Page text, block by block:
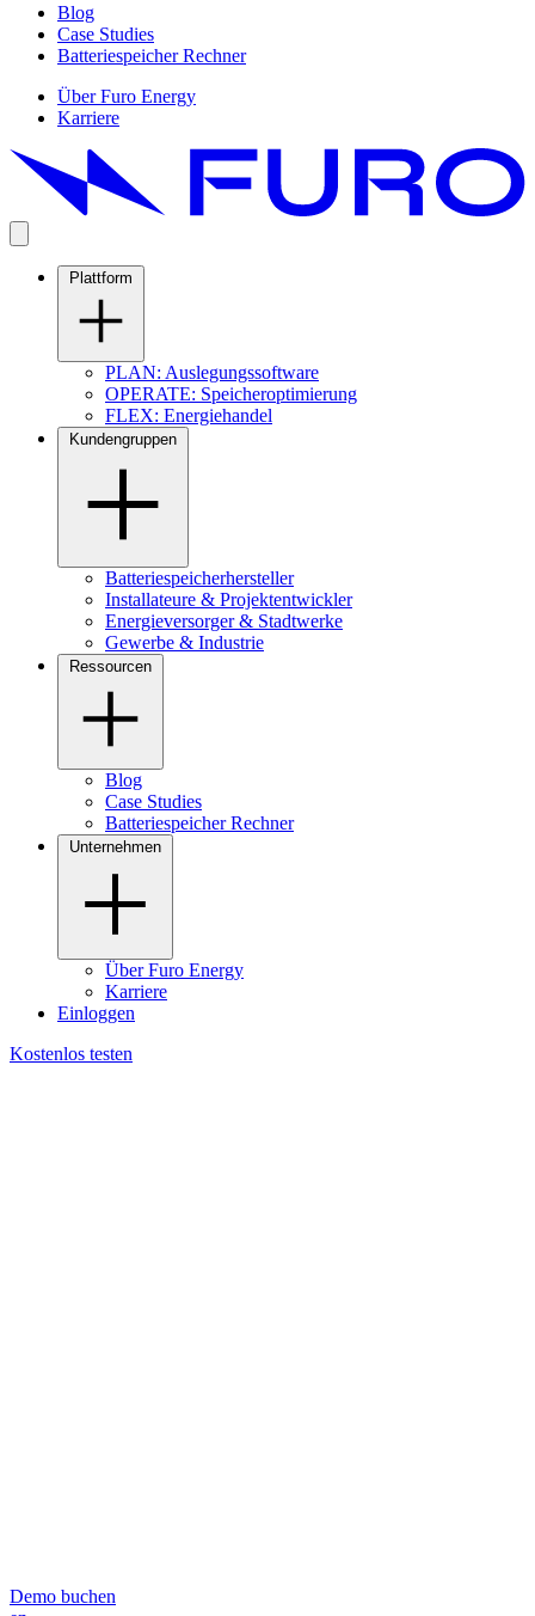
Blog
Case Studies
Batteriespeicher Rechner
Über Furo Energy
Karriere
Plattform
PLAN: Auslegungssoftware
OPERATE: Speicheroptimierung
FLEX: Energiehandel
Kundengruppen
Batteriespeicherhersteller
Installateure & Projektentwickler
Energieversorger & Stadtwerke
Gewerbe & Industrie
Ressourcen
Blog
Case Studies
Batteriespeicher Rechner
Unternehmen
Über Furo Energy
Karriere
Einloggen
Kostenlos testen
Demo buchen